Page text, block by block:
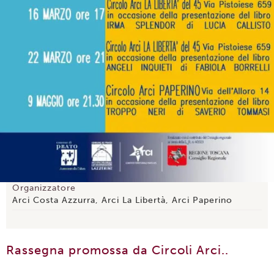
Organizzatore
Arci Costa Azzurra, Arci La Libertà, Arci Paperino
Rassegna promossa da Circoli Arci..